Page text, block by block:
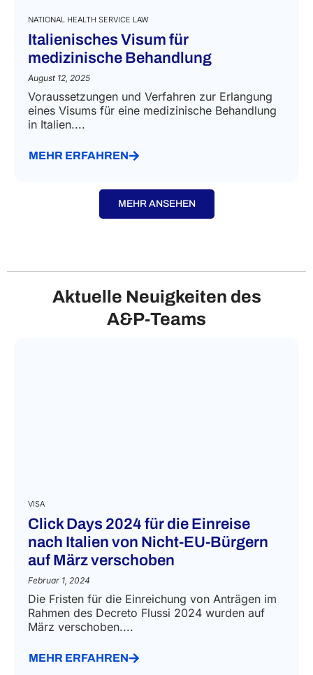
NATIONAL HEALTH SERVICE LAW
Italienisches Visum für
medizinische Behandlung
August 12, 2025
Voraussetzungen und Verfahren zur Erlangung
eines Visums für eine medizinische Behandlung
in Italien....
MEHR ERFAHREN
MEHR ANSEHEN
Aktuelle Neuigkeiten des
A&P‑Teams
VISA
Click Days 2024 für die Einreise
nach Italien von Nicht-EU-Bürgern
auf März verschoben
Februar 1, 2024
Die Fristen für die Einreichung von Anträgen im
Rahmen des Decreto Flussi 2024 wurden auf
März verschoben....
MEHR ERFAHREN